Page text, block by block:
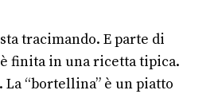
tracimando. E parte di
finita in una ricetta tipica.
La “bortellina” è un piatto